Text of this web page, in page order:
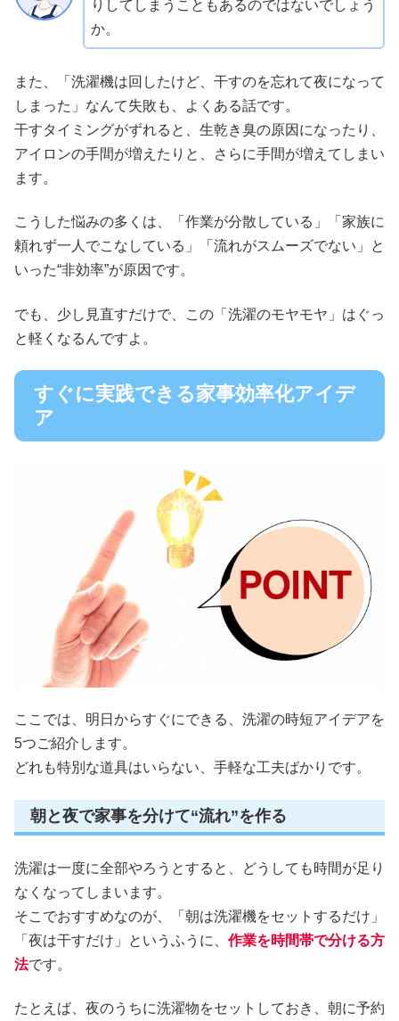
りしてしまうこともあるのではないでしょう
か。
また、「洗濯機は回したけど、干すのを忘れて夜になって
しまった」なんて失敗も、よくある話です。
干すタイミングがずれると、生乾き臭の原因になったり、
アイロンの手間が増えたりと、さらに手間が増えてしまい
ます。
こうした悩みの多くは、「作業が分散している」「家族に
頼れず一人でこなしている」「流れがスムーズでない」と
いった“非効率”が原因です。
でも、少し見直すだけで、この「洗濯のモヤモヤ」はぐっ
と軽くなるんですよ。
すぐに実践できる家事効率化アイデ
ア
ここでは、明日からすぐにできる、洗濯の時短アイデアを
5つご紹介します。
どれも特別な道具はいらない、手軽な工夫ばかりです。
朝と夜で家事を分けて“流れ”を作る
洗濯は一度に全部やろうとすると、どうしても時間が足り
なくなってしまいます。
そこでおすすめなのが、「朝は洗濯機をセットするだけ」
「夜は干すだけ」というふうに、 作業を時間帯で分ける方
法です。
たとえば、夜のうちに洗濯物をセットしておき、朝に予約